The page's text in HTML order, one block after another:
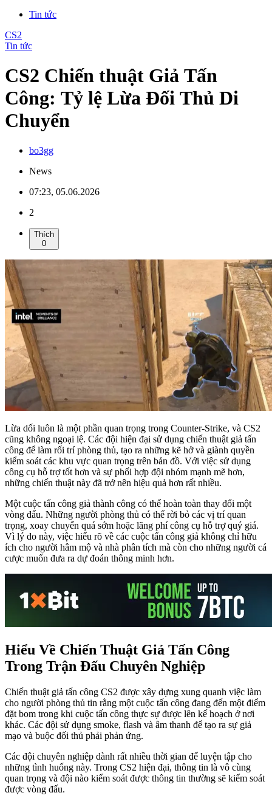
Tin tức
CS2
Tin tức
CS2 Chiến thuật Giả Tấn
Công: Tỷ lệ Lừa Đối Thủ Di
Chuyển
bo3gg
News
07:23, 05.06.2026
2
Thích
0
Lừa dối luôn là một phần quan trọng trong Counter-Strike, và CS2
cũng không ngoại lệ. Các đội hiện đại sử dụng chiến thuật giả tấn
công để làm rối trí phòng thủ, tạo ra những kẽ hở và giành quyền
kiểm soát các khu vực quan trọng trên bản đồ. Với việc sử dụng
công cụ hỗ trợ tốt hơn và sự phối hợp đội nhóm mạnh mẽ hơn,
những chiến thuật này đã trở nên hiệu quả hơn rất nhiều.
Một cuộc tấn công giả thành công có thể hoàn toàn thay đổi một
vòng đấu. Những người phòng thủ có thể rời bỏ các vị trí quan
trọng, xoay chuyển quá sớm hoặc lãng phí công cụ hỗ trợ quý giá.
Vì lý do này, việc hiểu rõ về các cuộc tấn công giả không chỉ hữu
ích cho người hâm mộ và nhà phân tích mà còn cho những người cá
cược muốn đưa ra dự đoán thông minh hơn.
Hiểu Về Chiến Thuật Giả Tấn Công
Trong Trận Đấu Chuyên Nghiệp
Chiến thuật giả tấn công CS2 được xây dựng xung quanh việc làm
cho người phòng thủ tin rằng một cuộc tấn công đang đến một điểm
đặt bom trong khi cuộc tấn công thực sự được lên kế hoạch ở nơi
khác. Các đội sử dụng smoke, flash và âm thanh để tạo ra sự giả
mạo và buộc đối thủ phải phản ứng.
Các đội chuyên nghiệp dành rất nhiều thời gian để luyện tập cho
những tình huống này. Trong CS2 hiện đại, thông tin là vô cùng
quan trọng và đội nào kiểm soát được thông tin thường sẽ kiểm soát
được vòng đấu.